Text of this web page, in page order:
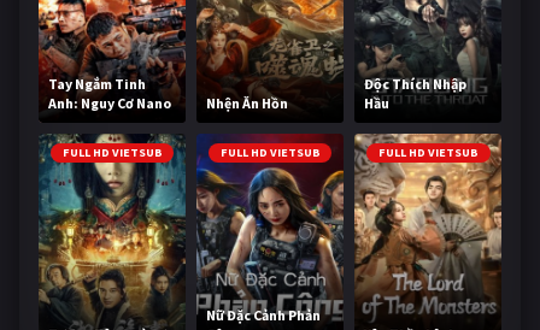
Tay Ngắm Tinh
Anh: Nguy Cơ Nano
Nhện Ăn Hồn
Độc Thích Nhập
Hầu
FULL HD VIETSUB FULL HD VIETSUB
Nữ Đặc Cảnh Phản
FULL HD VIETSUB